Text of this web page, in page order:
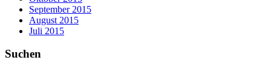
September 2015
August 2015
Juli 2015
Suchen